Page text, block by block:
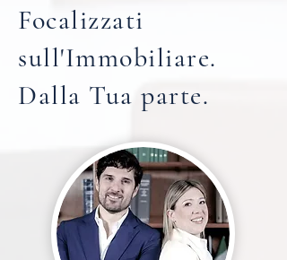
Focalizzati
sull'Immobiliare.
Dalla Tua parte.